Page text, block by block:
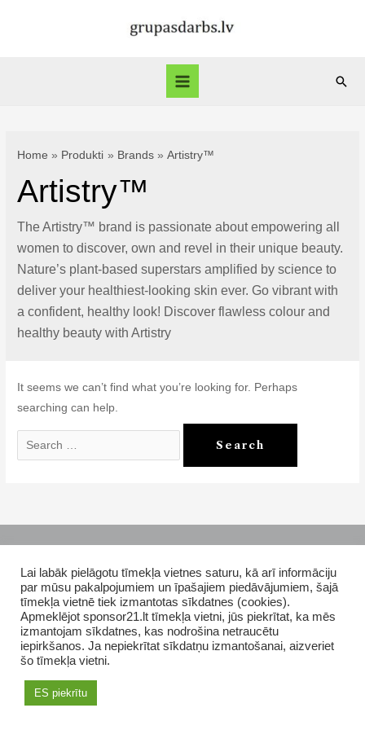
Main
Home Produkti Brands Artistry™
Artistry™
The Artistry™ brand is passionate about empowering all
women to discover, own and revel in their unique beauty.
Nature’s plant-based superstars amplified by science to
deliver your healthiest-looking skin ever. Go vibrant with
a confident, healthy look! Discover flawless colour and
healthy beauty with Artistry
It seems we can’t find what you’re looking for. Perhaps
searching can help.
Search
AMWAY products in Latvia How to purchase
Lai labāk pielāgotu tīmekļa vietnes saturu, kā arī informāciju
par mūsu pakalpojumiem un īpašajiem piedāvājumiem, šajā
tīmekļa vietnē tiek izmantotas sīkdatnes (cookies).
Apmeklējot sponsor21.lt tīmekļa vietni, jūs piekrītat, ka mēs
izmantojam sīkdatnes, kas nodrošina netraucētu
iepirkšanos. Ja nepiekrītat sīkdatņu izmantošanai, aizveriet
šo tīmekļa vietni.
ES piekrītu